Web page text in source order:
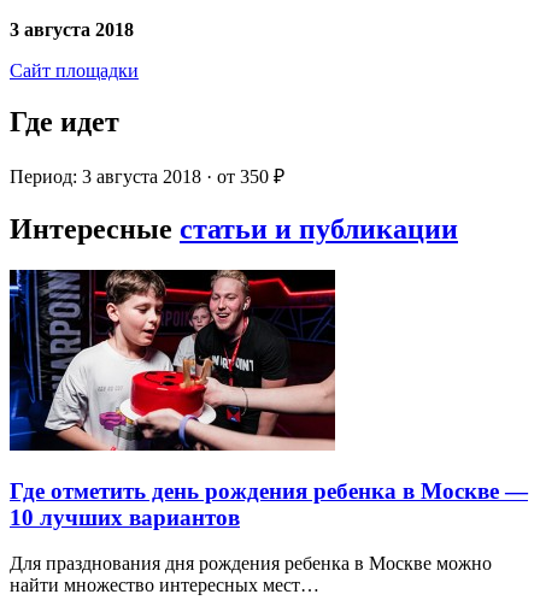
3 августа 2018
Сайт площадки
Где идет
Период: 3 августа 2018 · от 350 ₽
Интересные статьи и публикации
Где отметить день рождения ребенка в Москве —
10 лучших вариантов
Для празднования дня рождения ребенка в Москве можно
найти множество интересных мест…